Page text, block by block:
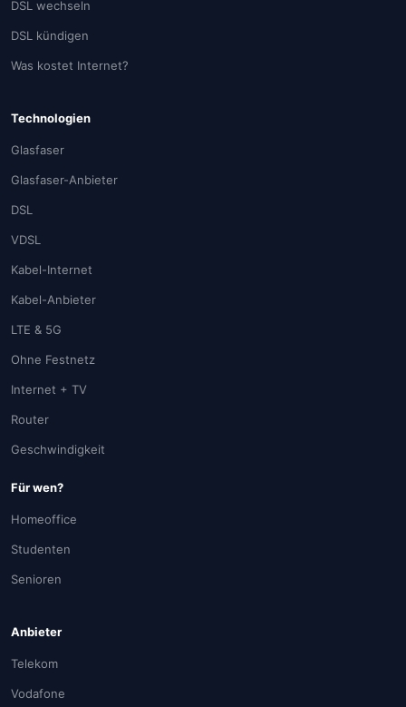
DSL wechseln
DSL kündigen
Was kostet Internet?
Technologien
Glasfaser
Glasfaser-Anbieter
DSL
VDSL
Kabel-Internet
Kabel-Anbieter
LTE & 5G
Ohne Festnetz
Internet + TV
Router
Geschwindigkeit
Für wen?
Homeoffice
Studenten
Senioren
Anbieter
Telekom
Vodafone